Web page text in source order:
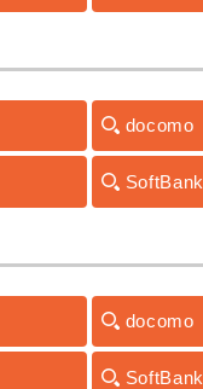
docomo
SoftBank
docomo
SoftBank